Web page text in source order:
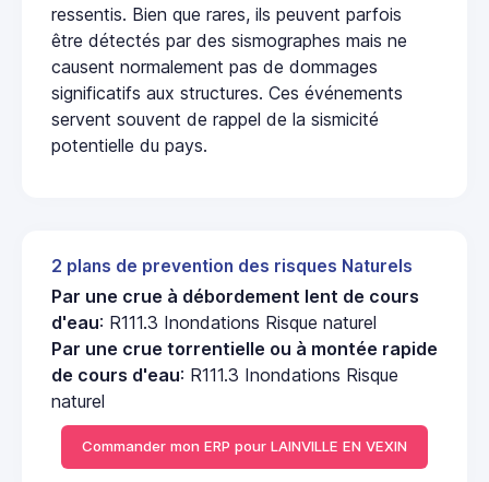
ressentis. Bien que rares, ils peuvent parfois
être détectés par des sismographes mais ne
causent normalement pas de dommages
significatifs aux structures. Ces événements
servent souvent de rappel de la sismicité
potentielle du pays.
2 plans de prevention des risques Naturels
Par une crue à débordement lent de cours
d'eau: R111.3 Inondations Risque naturel
Par une crue torrentielle ou à montée rapide
de cours d'eau: R111.3 Inondations Risque
naturel
Commander mon ERP pour LAINVILLE EN VEXIN